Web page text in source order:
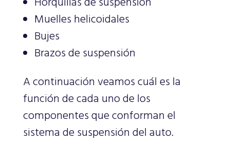
Muelles helicoidales
Bujes
Brazos de suspensión
A continuación veamos cuál es la
función de cada uno de los
componentes que conforman el
sistema de suspensión del auto.